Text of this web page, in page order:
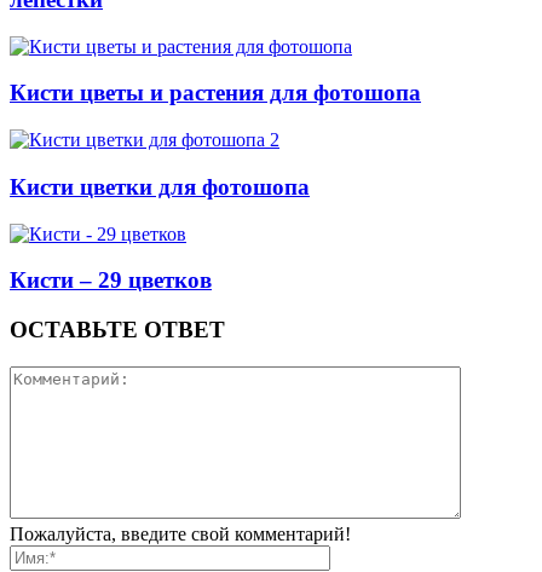
Кисти цветы и растения для фотошопа
Кисти цветки для фотошопа
Кисти – 29 цветков
ОСТАВЬТЕ ОТВЕТ
Пожалуйста, введите свой комментарий!